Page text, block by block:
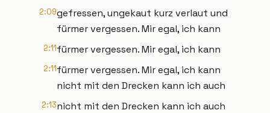
2:09gefressen, ungekaut kurz verlaut und
fürmer vergessen. Mir egal, ich kann
2:11fürmer vergessen. Mir egal, ich kann
2:11fürmer vergessen. Mir egal, ich kann
nicht mit den Drecken kann ich auch
2:13nicht mit den Drecken kann ich auch